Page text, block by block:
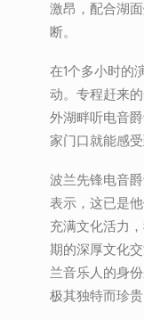
激昂，配合湖
断。
在1个多小时的
动。专程赶来
外湖畔听电音
家门口就能感
波兰先锋电音
表示，这已是
充满文化活力
期的深厚文化
兰音乐人的身
极其独特而珍